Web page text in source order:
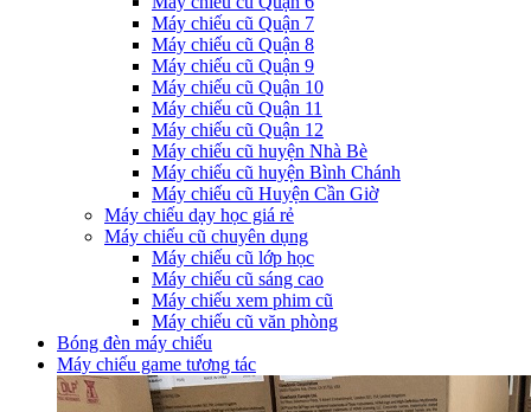
Máy chiếu cũ Quận 7
Máy chiếu cũ Quận 8
Máy chiếu cũ Quận 9
Máy chiếu cũ Quận 10
Máy chiếu cũ Quận 11
Máy chiếu cũ Quận 12
Máy chiếu cũ huyện Nhà Bè
Máy chiếu cũ huyện Bình Chánh
Máy chiếu cũ Huyện Cần Giờ
Máy chiếu dạy học giá rẻ
Máy chiếu cũ chuyên dụng
Máy chiếu cũ lớp học
Máy chiếu cũ sáng cao
Máy chiếu xem phim cũ
Máy chiếu cũ văn phòng
Bóng đèn máy chiếu
Máy chiếu game tương tác